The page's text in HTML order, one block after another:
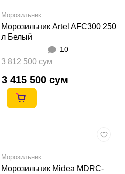
Морозильник
Морозильник Artel AFC300 250
л Белый
10
3 812 500 сум
3 415 500 сум
Морозильник
Морозильник Midea MDRC-